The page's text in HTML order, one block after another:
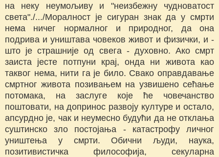
на неку неумољиву и "неизбежну чудноватост
света"./.../Моралност је сигуран знак да у смрти
нема ничег нормалног и природног, да она
подрива и уништава човеков живот и физички, и -
што је страшније од свега - духовно. Ако смрт
заиста јесте потпуни крај, онда ни живота као
таквог нема, нити га је било. Свако оправдавање
смртног живота позивањем на узвишено сећање
потомака, на заслуге које ће човечанство
поштовати, на допринос развоју културе и остало,
апсурдно је, чак и неумесно будући да не отклања
суштинско зло постојања - катастрофу личног
уништења у смрти. Обични људи, наука,
позитивистичка философија, секуларна